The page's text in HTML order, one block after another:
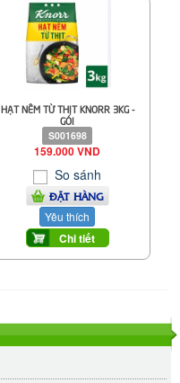
HẠT NÊM TỪ THỊT KNORR 3KG -
GÓI
S001698
159.000 VND
So sánh
ĐẶT HÀNG
Yêu thích
Chi tiết